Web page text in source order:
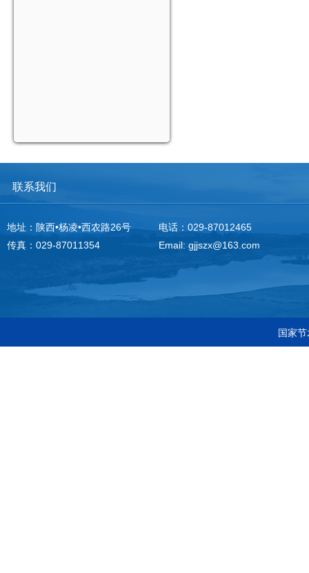
联系我们
地址：陕西•杨凌•西农路26号
电话：029-87012465
传真：029-87011354
Email: gjjszx@163.com
国家